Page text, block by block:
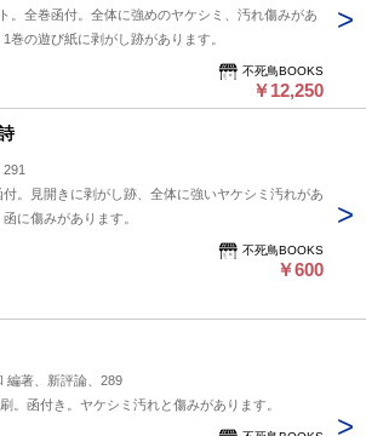
。全巻函付。全体に強めのヤケシミ、汚れ傷みがあ
1巻の遊び紙に剥がし跡があります。
不死鳥BOOKS
￥12,250
付。見開きに剥がし跡、全体に強いヤケシミ汚れがあ
函に傷みがあります。
不死鳥BOOKS
￥600
編著、新評論、289
。函付き。ヤケシミ汚れと傷みがあります。